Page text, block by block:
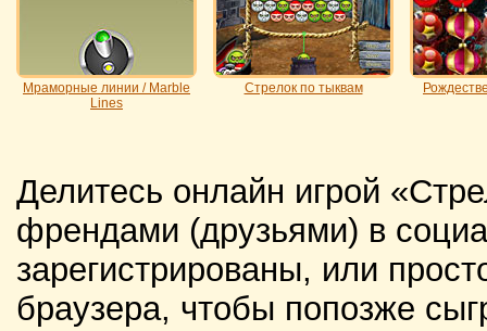
Мраморные линии / Marble
Lines
Стрелок по тыквам
Делитесь онлайн игрой
френдами (друзьями) в
зарегистрированы, или
браузера, чтобы попозже